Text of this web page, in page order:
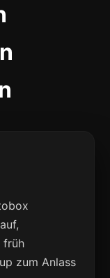
früh
zum Anlass